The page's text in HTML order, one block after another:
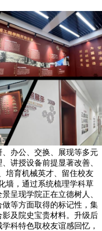
办公、交换、展现等多元
讲授设备前提显著改善、
培育机械英才、留住校友
墙，通过系统梳理学科草
呈现学院正在立德树人、
等方面取得的标记性，集
及院史宝贵材料。升级后
科特色取校友谊感回忆，